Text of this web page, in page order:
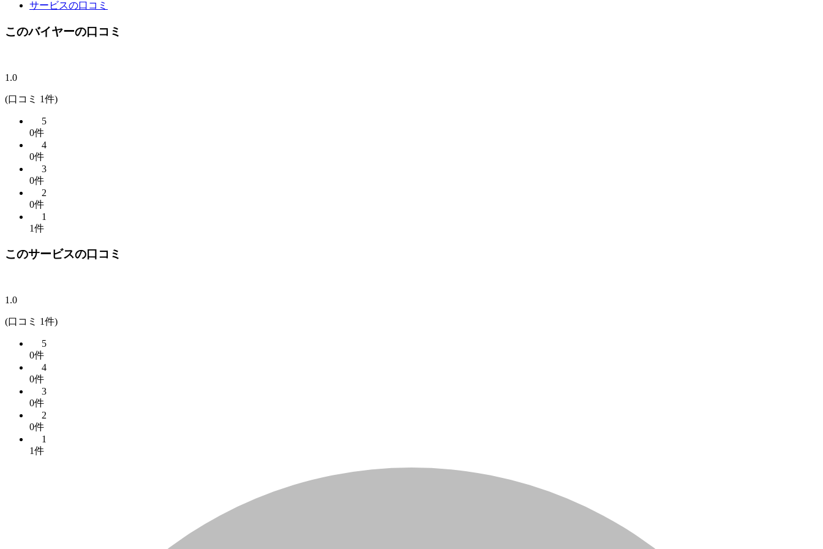
サービスの口コミ
このバイヤーの口コミ
1.0
(口コミ 1件)
5
0件
4
0件
3
0件
2
0件
1
1件
このサービスの口コミ
1.0
(口コミ 1件)
5
0件
4
0件
3
0件
2
0件
1
1件